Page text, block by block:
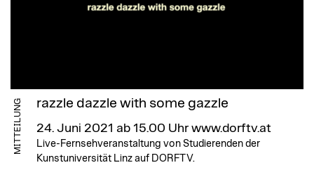
MITTEILUNG razzle dazzle with some gazzle
24. Juni 2021 ab 15.00 Uhr www.dorftv.at
Live-Fernsehveranstaltung von Studierenden der
Kunstuniversität Linz auf DORFTV.